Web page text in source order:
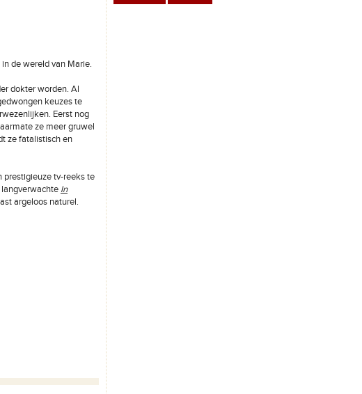
de wereld van Marie.
dokter worden. Al
keuzes te
Eerst nog
ze meer gruwel
ze fatalistisch en
prestigieuze tv-reeks te
In
argeloos naturel.